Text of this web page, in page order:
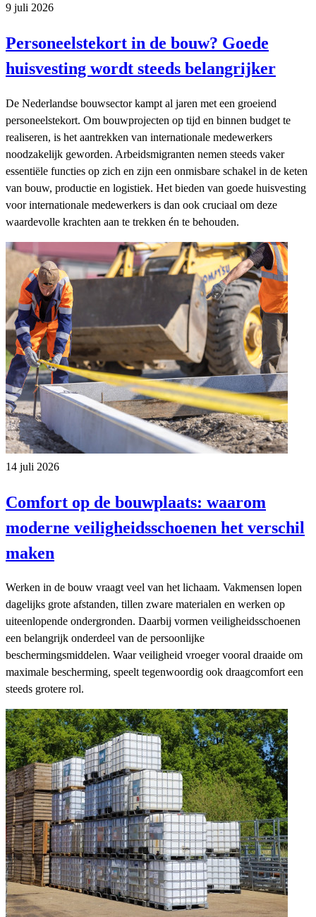
9 juli 2026
Personeelstekort in de bouw? Goede
huisvesting wordt steeds belangrijker
De Nederlandse bouwsector kampt al jaren met een groeiend
personeelstekort. Om bouwprojecten op tijd en binnen budget te
realiseren, is het aantrekken van internationale medewerkers
noodzakelijk geworden. Arbeidsmigranten nemen steeds vaker
essentiële functies op zich en zijn een onmisbare schakel in de keten
van bouw, productie en logistiek. Het bieden van goede huisvesting
voor internationale medewerkers is dan ook cruciaal om deze
waardevolle krachten aan te trekken én te behouden.
14 juli 2026
Comfort op de bouwplaats: waarom
moderne veiligheidsschoenen het verschil
maken
Werken in de bouw vraagt veel van het lichaam. Vakmensen lopen
dagelijks grote afstanden, tillen zware materialen en werken op
uiteenlopende ondergronden. Daarbij vormen veiligheidsschoenen
een belangrijk onderdeel van de persoonlijke
beschermingsmiddelen. Waar veiligheid vroeger vooral draaide om
maximale bescherming, speelt tegenwoordig ook draagcomfort een
steeds grotere rol.